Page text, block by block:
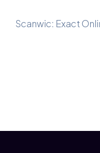
Scanwic: Exact